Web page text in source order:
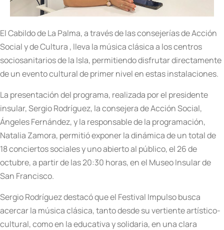
El Cabildo de La Palma, a través de las consejerías de Acción
Social y de Cultura , lleva la música clásica a los centros
sociosanitarios de la Isla, permitiendo disfrutar directamente
de un evento cultural de primer nivel en estas instalaciones.
La presentación del programa, realizada por el presidente
insular, Sergio Rodríguez, la consejera de Acción Social,
Ángeles Fernández, y la responsable de la programación,
Natalia Zamora, permitió exponer la dinámica de un total de
18 conciertos sociales y uno abierto al público, el 26 de
octubre, a partir de las 20:30 horas, en el Museo Insular de
San Francisco.
Sergio Rodríguez destacó que el Festival Impulso busca
acercar la música clásica, tanto desde su vertiente artístico-
cultural, como en la educativa y solidaria, en una clara